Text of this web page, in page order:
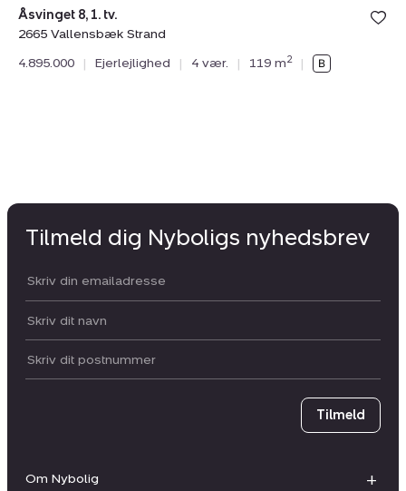
Åsvinget 8, 1. tv.
2665 Vallensbæk Strand
4.895.000
| Ejerlejlighed | 4 vær. | 119 m2 |
Om Nybolig
Tilmeld dig Nyboligs nyhedsbrev
Din email:
Dit navn:
Postnummer
Tilmeld